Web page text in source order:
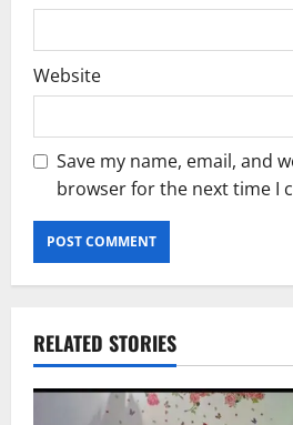
Website
Save my name, email, and
browser for the next time I
RELATED STORIES